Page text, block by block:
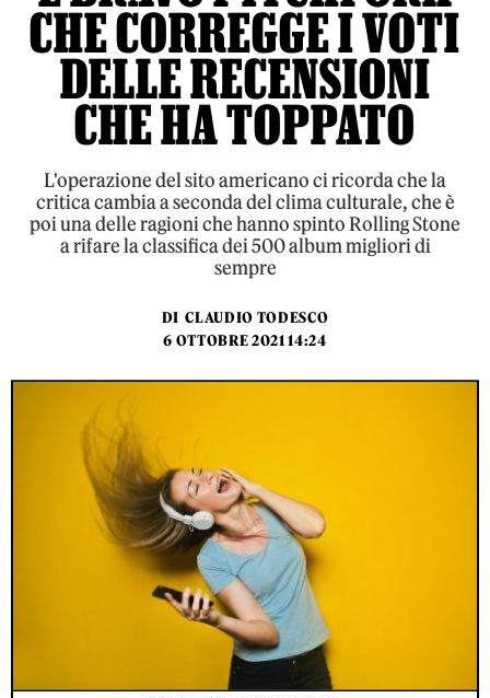
CHE CORREGGE I VOTI
DELLE RECENSIONI
CHE HA TOPPATO
L'operazione del sito americano ci ricorda che la
critica cambia a seconda del clima culturale, che è
poi una delle ragioni che hanno spinto Rolling Stone
a rifare la classifica dei 500 album migliori di
sempre
DI CLAUDIO TODESCO
6 OTTOBRE 2021 14:24